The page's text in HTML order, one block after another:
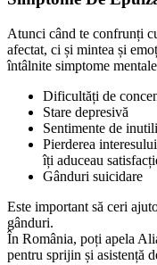
Atunci când te confrunți
afectat, ci și mintea și
întâlnite simptome
Dificultăți de
Stare depresivă
Sentimente de
Pierderea
îți aduceau
Gânduri suicidare
Este important să ceri
gânduri.
În România, poți apela
pentru sprijin și asistență